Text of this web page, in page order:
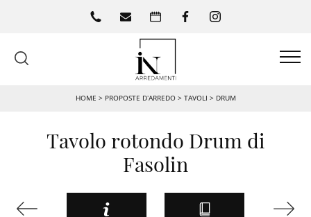
HOME > PROPOSTE D’ARREDO> TAVOLI > DRUM
Tavolo rotondo Drum di
Fasolin